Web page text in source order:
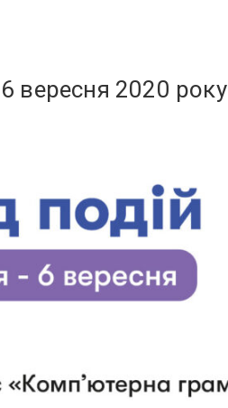
вересня 2020 року